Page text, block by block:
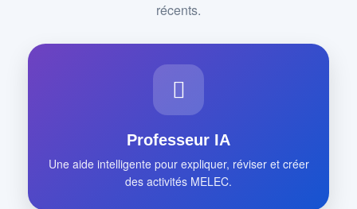
récents.
Professeur IA
Une aide intelligente pour expliquer, réviser et créer
des activités MELEC.